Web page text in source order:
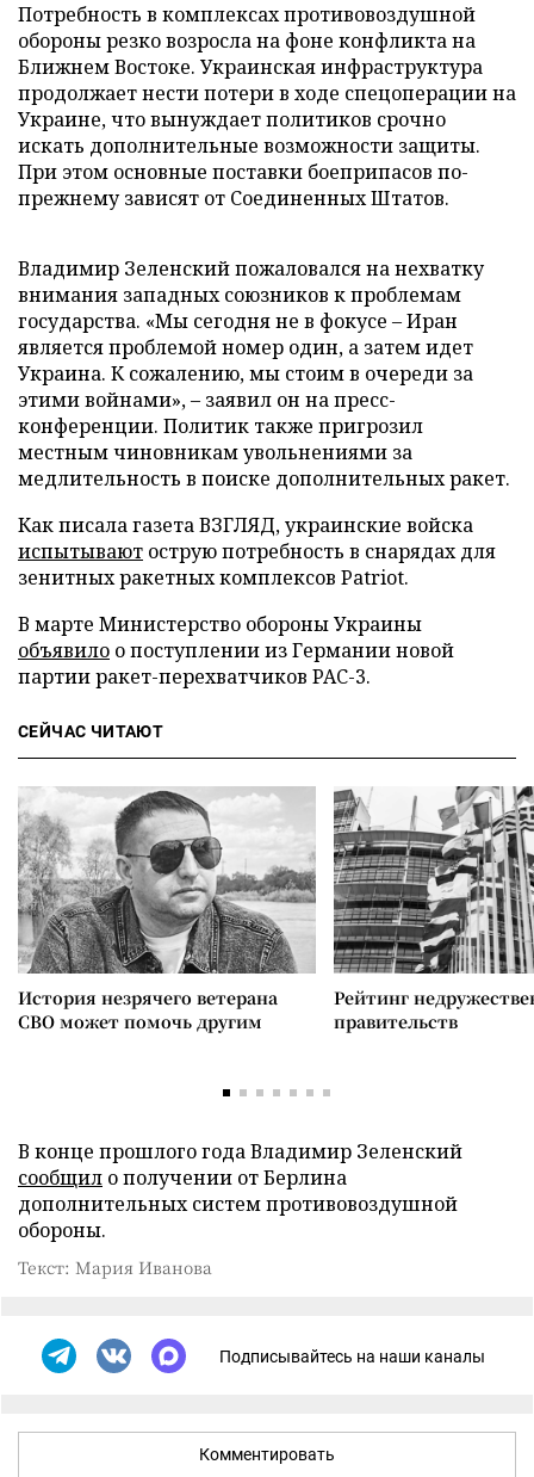
Потребность в комплексах противовоздушной
обороны резко возросла на фоне конфликта на
Ближнем Востоке. Украинская инфраструктура
продолжает нести потери в ходе спецоперации на
Украине, что вынуждает политиков срочно
искать дополнительные возможности защиты.
При этом основные поставки боеприпасов по-
прежнему зависят от Соединенных Штатов.
Владимир Зеленский пожаловался на нехватку
внимания западных союзников к проблемам
государства. «Мы сегодня не в фокусе – Иран
является проблемой номер один, а затем идет
Украина. К сожалению, мы стоим в очереди за
этими войнами», – заявил он на пресс-
конференции. Политик также пригрозил
местным чиновникам увольнениями за
медлительность в поиске дополнительных ракет.
Как писала газета ВЗГЛЯД, украинские войска
испытывают острую потребность в снарядах для
зенитных ракетных комплексов Patriot.
В марте Министерство обороны Украины
объявило о поступлении из Германии новой
партии ракет-перехватчиков PAC-3.
СЕЙЧАС ЧИТАЮТ
История незрячего ветерана
СВО может помочь другим
Рейтинг
правительств
В конце прошлого года Владимир Зеленский
сообщил о получении от Берлина
дополнительных систем противовоздушной
обороны.
Текст: Мария Иванова
Подписывайтесь на наши каналы
Комментировать